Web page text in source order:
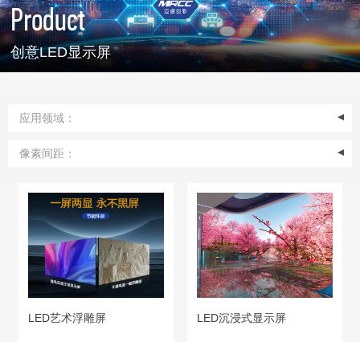
Product
创意LED显示屏
应用领域：
像素间距：
LED艺术浮雕屏 LED沉浸式显示屏